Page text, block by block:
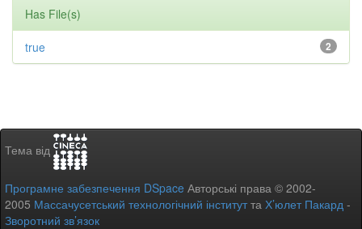
Has File(s)
2
true
Тема від
Програмне забезпечення DSpace Авторські права © 2002-
2005 Массачусетський технологічний інститутта Х’юлет Пакард -
Зворотний зв’язок